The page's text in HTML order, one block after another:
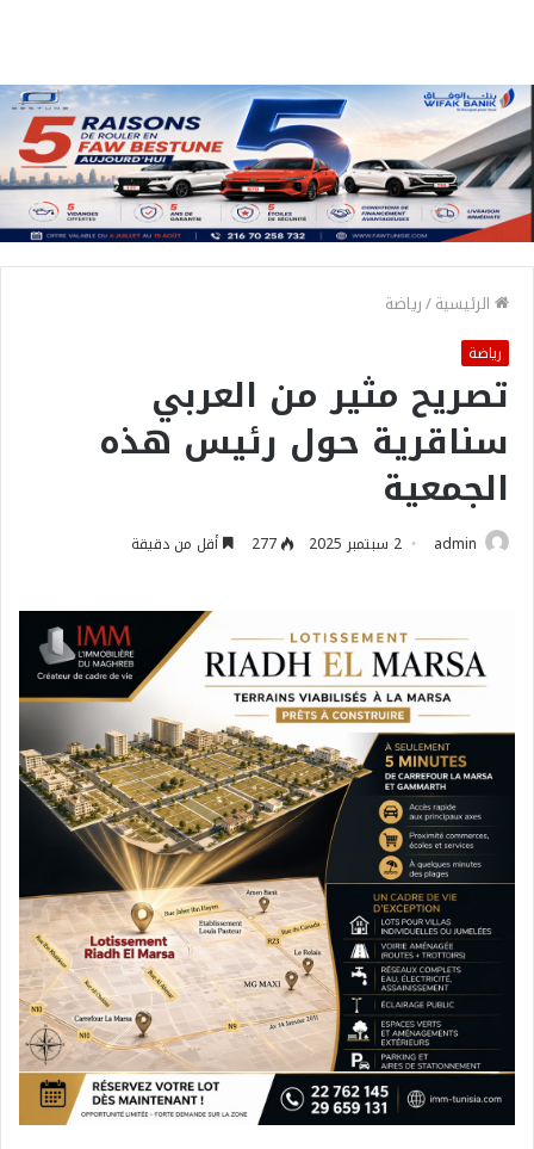
الرئيسية/رياضة
رياضة
تصريح مثير من العربي
سناقرية حول رئيس هذه
الجمعية
admin 2 سبتمبر 2025 277 أقل من دقيقة